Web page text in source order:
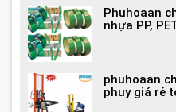
Phuhoaan
nhựa PP,
phuhoaan
phuy giá rẻ